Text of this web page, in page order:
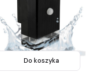
Do koszyka